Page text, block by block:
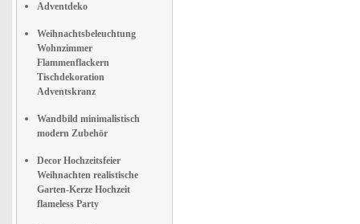
Adventdeko
Weihnachtsbeleuchtung
Wohnzimmer
Flammenflackern
Tischdekoration
Adventskranz
Wandbild minimalistisch
modern Zubehör
Decor Hochzeitsfeier
Weihnachten realistische
Garten-Kerze Hochzeit
flameless Party